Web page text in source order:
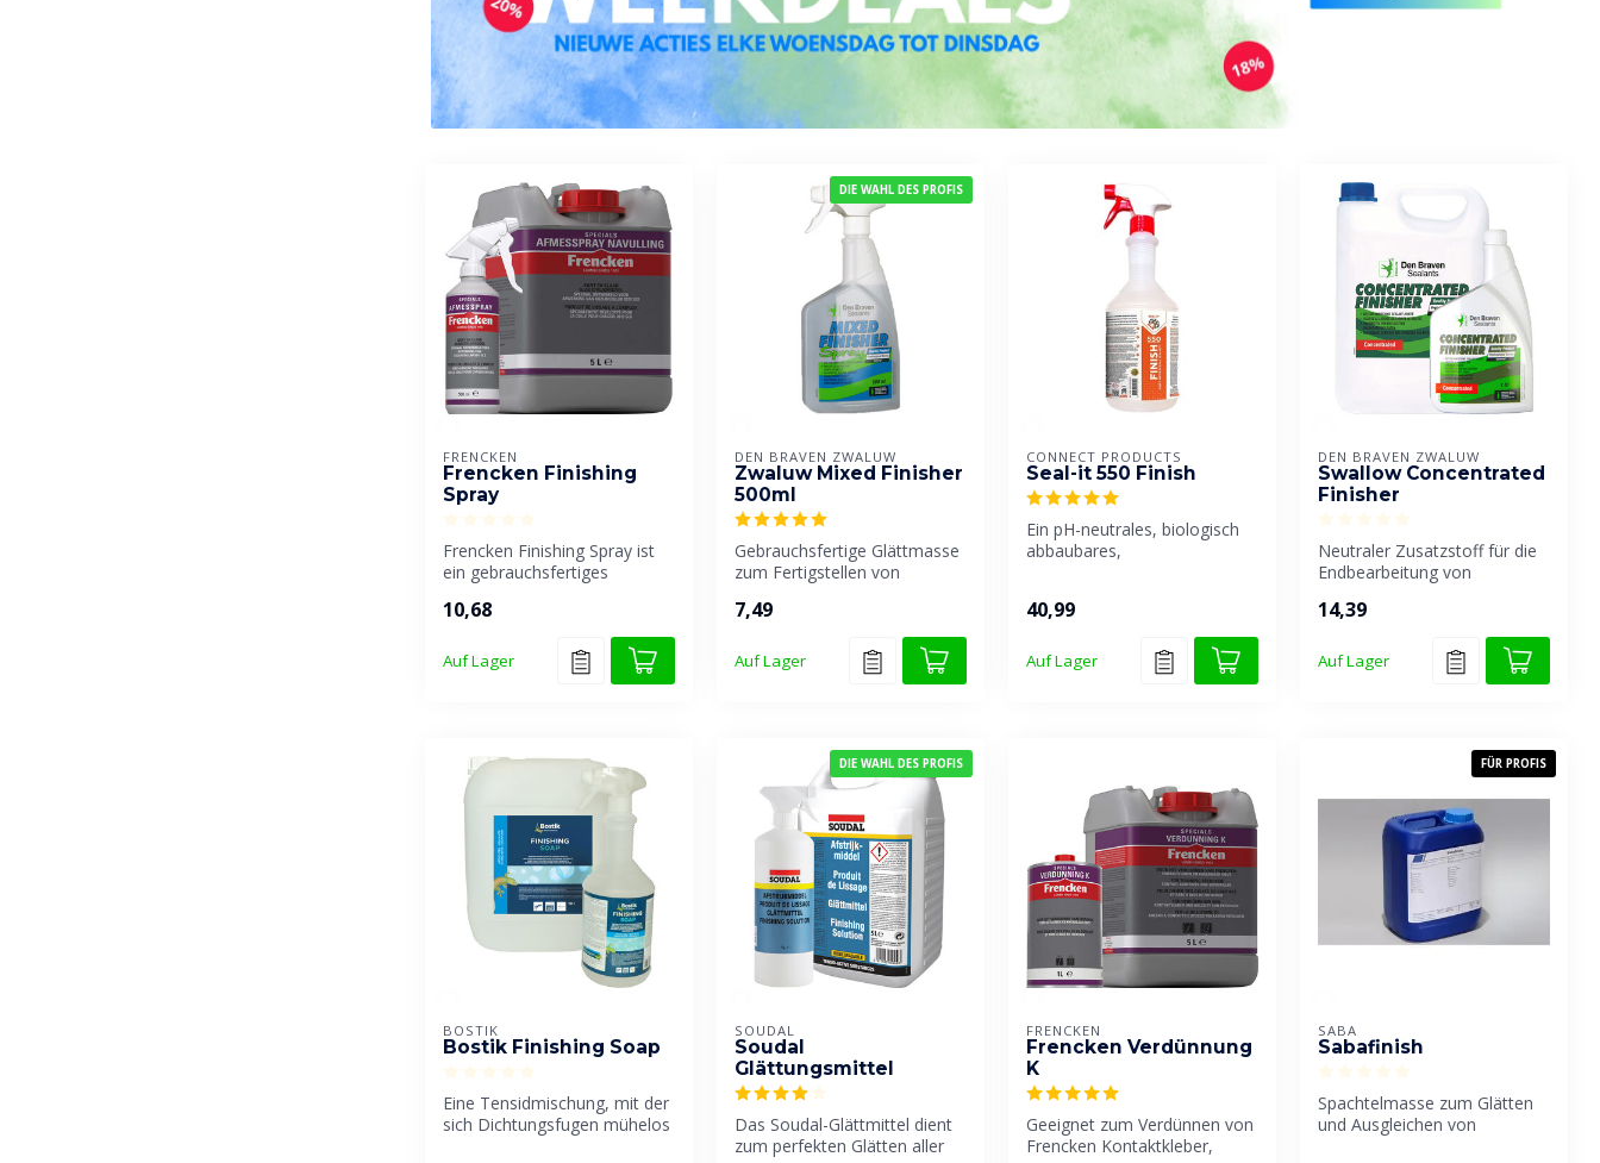
FRENCKEN
Frencken Finishing
Spray
Frencken Finishing Spray ist
ein gebrauchsfertiges
10,68
Auf Lager
DIE WAHL DES PROFIS
DEN BRAVEN ZWALUW
Zwaluw Mixed Finisher
500ml
Gebrauchsfertige Glättmasse
zum Fertigstellen von
7,49
Auf Lager
CONNECT PRODUCTS
Seal-it 550 Finish
Ein pH-neutrales, biologisch
abbaubares,
40,99
Auf Lager
DEN BRAVEN ZWALUW
Swallow Concentrated
Finisher
Neutraler Zusatzstoff für die
Endbearbeitung von
14,39
Auf Lager
BOSTIK
Bostik Finishing Soap
Eine Tensidmischung, mit der
sich Dichtungsfugen mühelos
DIE WAHL DES PROFIS
SOUDAL
Soudal
Glättungsmittel
Das Soudal-Glättmittel dient
zum perfekten Glätten aller
FRENCKEN
Frencken Verdünnung
K
Geeignet zum Verdünnen von
Frencken Kontaktkleber,
FÜR PROFIS
SABA
Sabafinish
Spachtelmasse zum Glätten
und Ausgleichen von